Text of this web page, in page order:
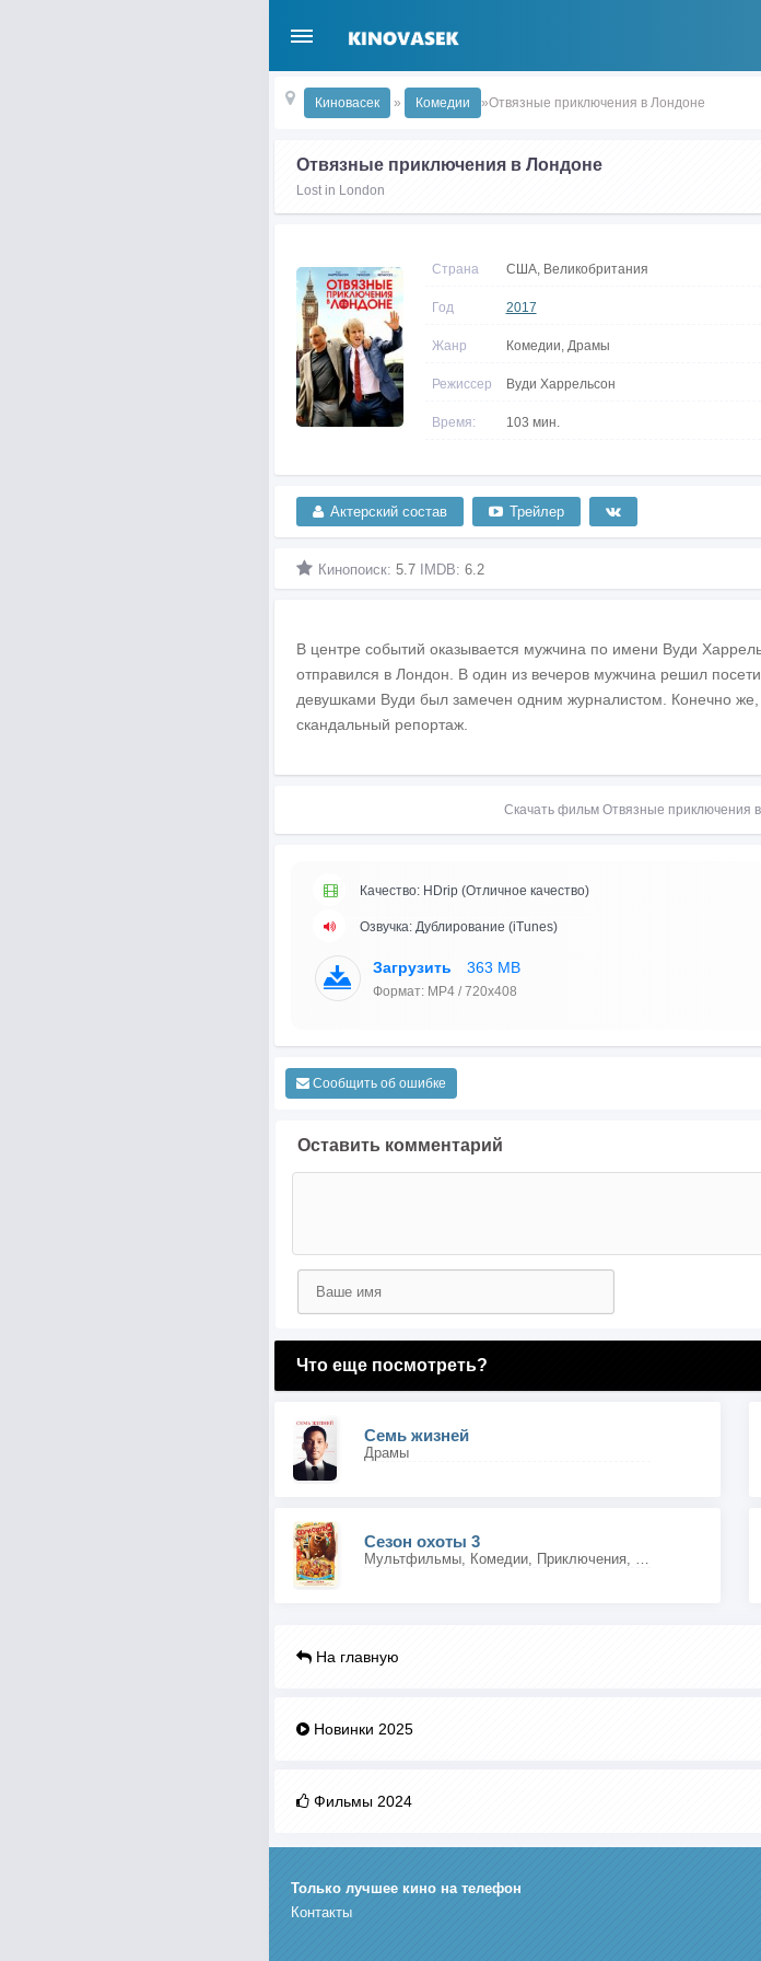
Киновасек » Комедии »Отвязные приключения в Лондоне
Отвязные приключения в Лондоне
Lost in London
Страна США, Великобритания
Год 2017
Жанр Комедии, Драмы
Режиссер Вуди Харрельсон
Время: 103 мин.
Актерский состав Трейлер
Кинопоиск: 5.7IMDB: 6.2
В центре событий оказывается мужчина по имени Вуди
отправился в Лондон. В один из вечеров мужчина решил
девушками Вуди был замечен одним журналистом. Конечно же,
скандальный репортаж.
Скачать фильм Отвязные приключения
Качество: HDrip (Отличное качество)
Озвучка: Дублирование (iTunes)
Загрузить 363 MB
Формат: MP4 / 720x408
Сообщить об ошибке
Оставить комментарий
Что еще посмотреть?
Семь жизней
Драмы
Сезон охоты 3
Мультфильмы, Комедии, Приключения, Семейные
На главную
Новинки 2025
Фильмы 2024
Только лучшее кино на телефон
Контакты